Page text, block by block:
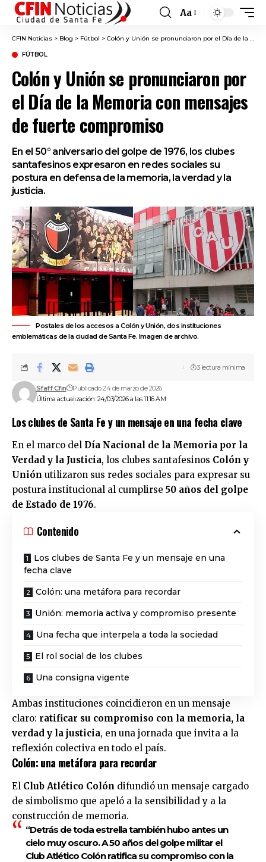
Font
Resizer
Aa
CFIN Noticias > Blog > Fútbol > Colón y Unión se pronunciaron por el Día de la Memoria con mensajes de fuerte compromiso
FÚTBOL
Colón y Unión se pronunciaron por
el Día de la Memoria con mensajes
de fuerte compromiso
En el 50° aniversario del golpe de 1976, los clubes
santafesinos expresaron en redes sociales su
postura en defensa de la memoria, la verdad y la
justicia.
Postales de los accesos a Colón y Unión, dos instituciones
emblemáticas de la ciudad de Santa Fe. Imagen de archivo.
Última actualización: 24/03/2026 a las 11:16 AM
Sfaff Cfin Publicado 24 de marzo de 2026
3 lectura mínima
Los clubes de Santa Fe y un mensaje en una fecha clave
En el marco del Día Nacional de la Memoria por la
Verdad y la Justicia, los clubes santafesinos Colón y
Unión utilizaron sus redes sociales para expresar su
postura institucional al cumplirse 50 años del golpe
de Estado de 1976.
Contenido
Los clubes de Santa Fe y un mensaje en una
fecha clave
Colón: una metáfora para recordar
Unión: memoria activa y compromiso presente
Una fecha que interpela a toda la sociedad
El rol social de los clubes
Una consigna vigente
Ambas instituciones coincidieron en un mensaje
claro: ratificar su compromiso con la memoria, la
verdad y la justicia, en una jornada que invita a la
reflexión colectiva en todo el país.
Colón: una metáfora para recordar
El Club Atlético Colón difundió un mensaje cargado
de simbolismo que apeló a la sensibilidad y a la
construcción de memoria.
“Detrás de toda estrella también hubo antes un
cielo muy oscuro. A 50 años del golpe militar el
Club Atlético Colón ratifica su compromiso con la